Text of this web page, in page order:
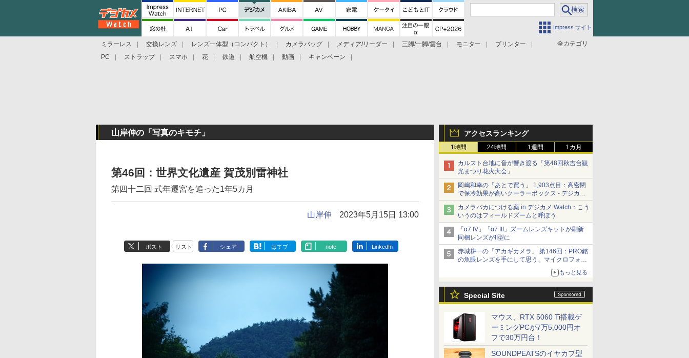
Impress サイト
全カテゴリ
ミラーレス 交換レンズ レンズ一体型（コンパクト） カメラバッグ メディア/リーダー 三脚/一脚/雲台 モニター
プリンター
PC
ストラップ スマホ 花 鉄道 航空機 動画 キャンペーン
アクセスランキング
1時間 24時間 1週間 1カ月
カルスト台地に音が響き渡る「第48回秋吉台観
光まつり花火大会」
岡嶋和幸の「あとで買う」 1,903点目：高密閉
で保冷効果が高いクーラーボックス - デジカメ
Watch
カメラバカにつける薬 in デジカメ Watch：こう
いうのはフィールドズームと呼ぼう
「α7 IV」「α7 III」ズームレンズキットが刷新
同梱レンズがII型に
赤城耕一の「アカギカメラ」 第146回：PRO銘
の魚眼レンズを手にして思う、マイクロフォー
もっと見る
Special Site
マウス、RTX 5060 Ti搭載ゲ
ーミングPCが7万5,000円オ
フで30万円台！
SOUNDPEATSのイヤカフ型
山岸伸の「写真のキモチ」
第46回：世界文化遺産 賀茂別雷神社
第四十二回 式年遷宮を追った1年5カ月
山岸伸 2023年5月15日 13:00
ポスト リスト シェア はてブ note LinkedIn